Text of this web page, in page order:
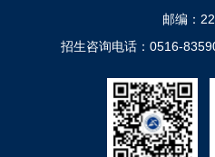
邮编：
招生咨询电话：0516-